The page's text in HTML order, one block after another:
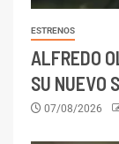
ESTRENOS
ALFREDO
SU NUEVO
07/08/2026